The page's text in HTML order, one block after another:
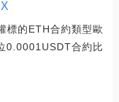
標的ETH合約類型歐
0.0001USDT合約比